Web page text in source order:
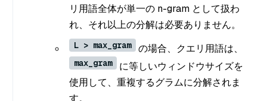
リ用語全体が単一の n-gram として扱わ
れ、それ以上の分解は必要ありません。
L > max_gram の場合、クエリ用語は、
max_gram
に等しいウィンドウサイズを
使用して、重複するグラムに分解されま
す。